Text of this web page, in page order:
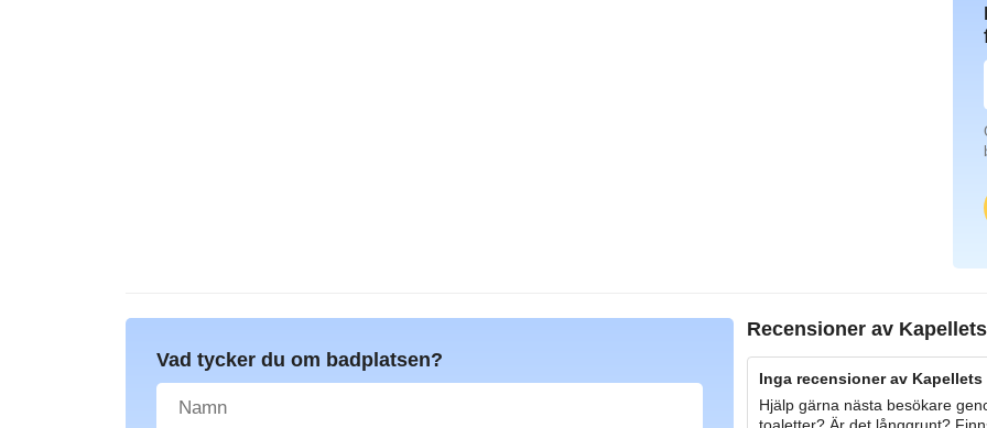
Recensioner av
Inga recensioner av
Hjälp gärna nästa besökare
toaletter? Är det långgrunt?
Vad tycker du om badplatsen?